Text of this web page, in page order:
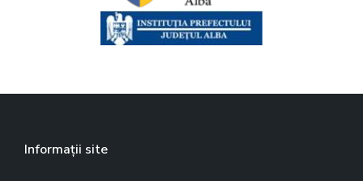
Informații site